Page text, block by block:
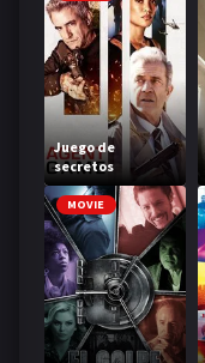
Juego de
secretos
MOVIE